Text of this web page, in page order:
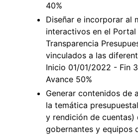
40%
Diseñar e incorporar al
interactivos en el Portal
Transparencia
vinculados a las
Inicio 01/01/2022 - Fin
Avance 50%
Generar contenidos de
la temática
y rendición de cuentas)
gobernantes y equipos